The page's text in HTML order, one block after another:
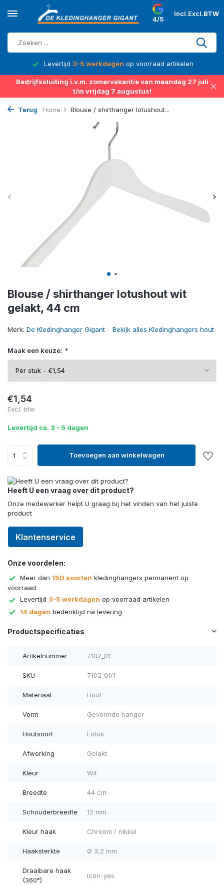
4/5
Incl.Excl.BTW
Levertijd 3-5 werkdagen op voorraad artikelen
Bedrijfssluiting i.v.m. zomervakantie van maandag 27 juli
t/m vrijdag 7 augustus!
Terug Home Blouse / shirthanger lotushout...
Blouse / shirthanger lotushout wit
gelakt, 44 cm
Merk: De Kledinghanger Gigant Bekijk alles Kledinghangers hout
Maak een keuze: *
€1,54
Excl. btw
Levertijd ca. 3 - 5 dagen
Toevoegen aan winkelwagen
Heeft U een vraag over dit product?
Onze medewerker helpt U graag bij het vinden van het juiste
product
Klantenservice
Onze voordelen:
Meer dan 150 soorten kledinghangers permanent op
voorraad
Levertijd 3-5 werkdagen op voorraad artikelen
14 dagen bedenktijd na levering
Productspecificaties
Artikelnummer 7102_01
SKU 7102_01/1
Materiaal Hout
Vorm Gevormde hanger
Houtsoort Lotus
Afwerking Gelakt
Kleur Wit
Breedte 44 cm
Schouderbreedte 12 mm
Kleur haak Chroom / nikkel
Haaksterkte Ø 3,2 mm
Draaibare haak
(360°)
icon-yes